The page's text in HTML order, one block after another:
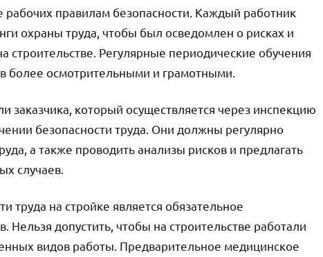
правилам безопасности. Каждый работник
охраны труда, чтобы был осведомлен о рисках и
строительстве. Регулярные периодические обучения
более осмотрительными и грамотными.
который осуществляется через инспекцию
безопасности труда. Они должны регулярно
а также проводить анализы рисков и предлагать
случаев.
труда на стройке является обязательное
допустить, чтобы на строительстве работали
видов работы. Предварительное медицинское